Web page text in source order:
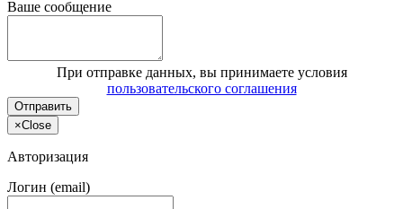
Ваше сообщение
При отправке данных, вы принимаете условия
пользовательского соглашения
Отправить
×Close
Авторизация
Логин (email)